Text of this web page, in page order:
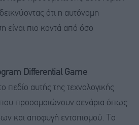
ότι η αυτόνομη
είναι πιο κοντά από όσο
Differential Game
πεδίο αυτής της τεχνολογικής
προσομοιώνουν σενάρια όπως
και αποφυγή εντοπισμού. Το